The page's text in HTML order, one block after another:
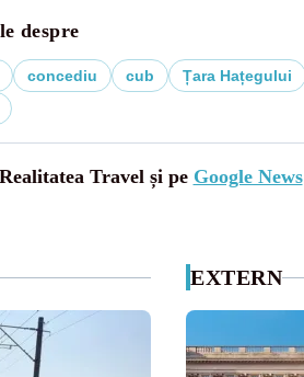
despre
concediu cub Țara Hațegului
Travel și pe Google News
EXTERN